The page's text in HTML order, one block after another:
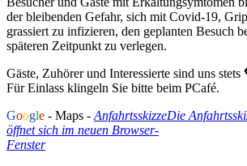
der bleibenden Gefahr, sich mit Covid-19,
grassiert zu infizieren, den geplanten Besuch
späteren Zeitpunkt zu verlegen.
Gäste, Zuhörer und Interessierte sind uns stets
Für Einlass klingeln Sie bitte beim PCafé.
Google - Maps - AnfahrtsskizzeDie
öffnet sich im neuen Browser-
Fenster